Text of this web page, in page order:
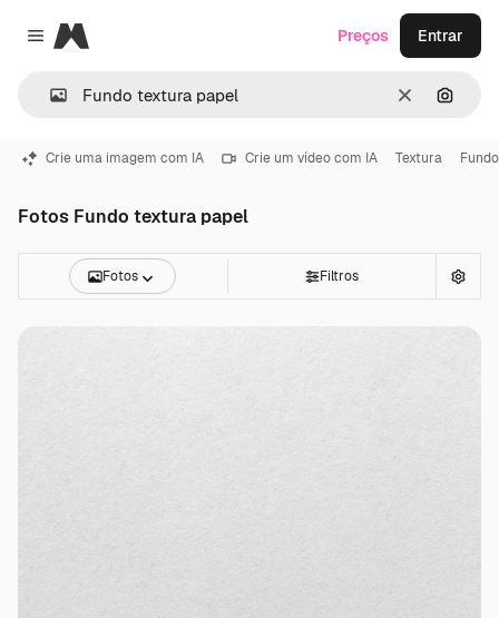
Close menu
Magnific
Limpar
Preços Entrar
Crie uma imagem com IA Crie um vídeo com IA Textura Fundo
Fotos Fundo textura papel
Fotos Filtros